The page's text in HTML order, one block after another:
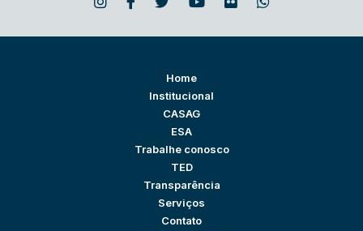
Home
Institucional
CASAG
ESA
Trabalhe conosco
TED
Transparência
Serviços
Contato